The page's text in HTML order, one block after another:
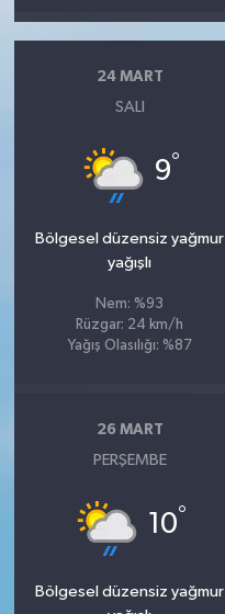
24 MART
SALI
9°
Bölgesel düzensiz yağmur
yağışlı
Nem: %93
Rüzgar: 24 km/h
Yağış Olasılığı: %87
26 MART
PERŞEMBE
10°
Bölgesel düzensiz yağmur